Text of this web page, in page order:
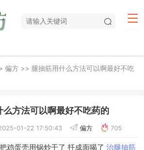
偏方 >> 腿抽筋用什么方法可以啊最好不吃
么方法可以啊最好不吃药的
01-22 17:50:43 偏方 705
把鸡蛋壳用锅炒干了 扦成面喝了 治腿抽筋